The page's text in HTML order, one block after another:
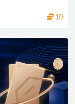
10